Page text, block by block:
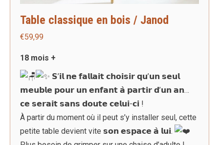
Table classique en bois / Janod
€59,99
18 mois +
𝗦’𝗶𝗹 𝗻𝗲 𝗳𝗮𝗹𝗹𝗮𝗶𝘁 𝗰𝗵𝗼𝗶𝘀𝗶𝗿 𝗾𝘂’𝘂𝗻 𝘀𝗲𝘂𝗹
𝗺𝗲𝘂𝗯𝗹𝗲 𝗽𝗼𝘂𝗿 𝘂𝗻 𝗲𝗻𝗳𝗮𝗻𝘁 𝗮̀ 𝗽𝗮𝗿𝘁𝗶𝗿 𝗱’𝘂𝗻 𝗮𝗻…
𝗰𝗲 𝘀𝗲𝗿𝗮𝗶𝘁 𝘀𝗮𝗻𝘀 𝗱𝗼𝘂𝘁𝗲 𝗰𝗲𝗹𝘂𝗶-𝗰𝗶 !
À partir du moment où il peut s’y installer seul, cette
petite table devient vite 𝘀𝗼𝗻 𝗲𝘀𝗽𝗮𝗰𝗲 𝗮̀ 𝗹𝘂𝗶.